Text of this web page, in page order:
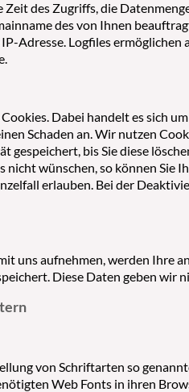
Zeit des Zugriffs, die
des von Ihnen
Adresse. Logfiles
Dabei handelt es sich
Schaden an. Wir nutzen
gespeichert, bis Sie diese
nicht wünschen, so können Sie
erlauben. Bei der
uns aufnehmen, werden Ihre
Diese Daten geben wir
von Schriftarten so
Web Fonts in ihren